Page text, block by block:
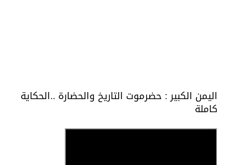
اليمن الكبير : حضرموت التاريخ والحضارة ..الحكاية
كاملة